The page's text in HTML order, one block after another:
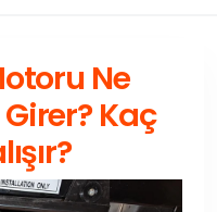
Ne
Kaç